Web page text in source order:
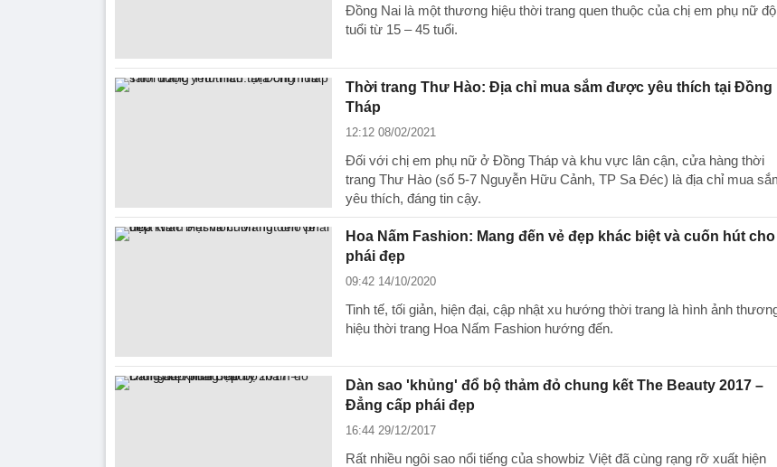
Đồng Nai là một thương hiệu thời trang quen thuộc của chị em phụ nữ độ
tuổi từ 15 – 45 tuổi.
Thời trang Thư Hào: Địa chỉ mua sắm được yêu thích tại Đồng
Tháp
12:12 08/02/2021
Đối với chị em phụ nữ ở Đồng Tháp và khu vực lân cận, cửa hàng thời
trang Thư Hào (số 5-7 Nguyễn Hữu Cảnh, TP Sa Đéc) là địa chỉ mua
yêu thích, đáng tin cậy.
Hoa Nấm Fashion: Mang đến vẻ đẹp khác biệt và cuốn hút cho
phái đẹp
09:42 14/10/2020
Tinh tế, tối giản, hiện đại, cập nhật xu hướng thời trang là hình ảnh
hiệu thời trang Hoa Nấm Fashion hướng đến.
Dàn sao 'khủng' đổ bộ thảm đỏ chung kết The Beauty 2017 –
Đẳng cấp phái đẹp
16:44 29/12/2017
Rất nhiều ngôi sao nổi tiếng của showbiz Việt đã cùng rạng rỡ xuất hiện